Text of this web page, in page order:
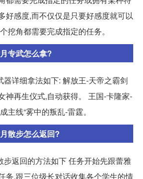
好感度,而不仅仅是只要好感度就可以
挖角都需要完成指定的任务。
专武怎么拿?
器详细拿法如下: 解放王-天帝之霸剑
神再生仪式,自动获得。 王国-卡隆家-
主线“雾中的叛乱-雷霆。
散步怎么返回?
步返回的方法如下 任务开始先跟蕾雅
务,跟三位级长对话收集各个学生的情